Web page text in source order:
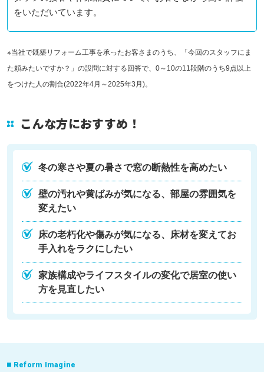
をいただいています。
※当社で既築リフォーム工事を承ったお客さまのうち、「今回のスタッフにま
た頼みたいですか？」の設問に対する回答で、0～10の11段階のうち9点以上
をつけた人の割合(2022年4月～2025年3月)。
こんな方におすすめ！
冬の寒さや夏の暑さで窓の断熱性を高めたい
壁の汚れや黄ばみが気になる、部屋の雰囲気を
変えたい
床の老朽化や傷みが気になる、床材を変えてお
手入れをラクにしたい
家族構成やライフスタイルの変化で居室の使い
方を見直したい
Reform Imagine